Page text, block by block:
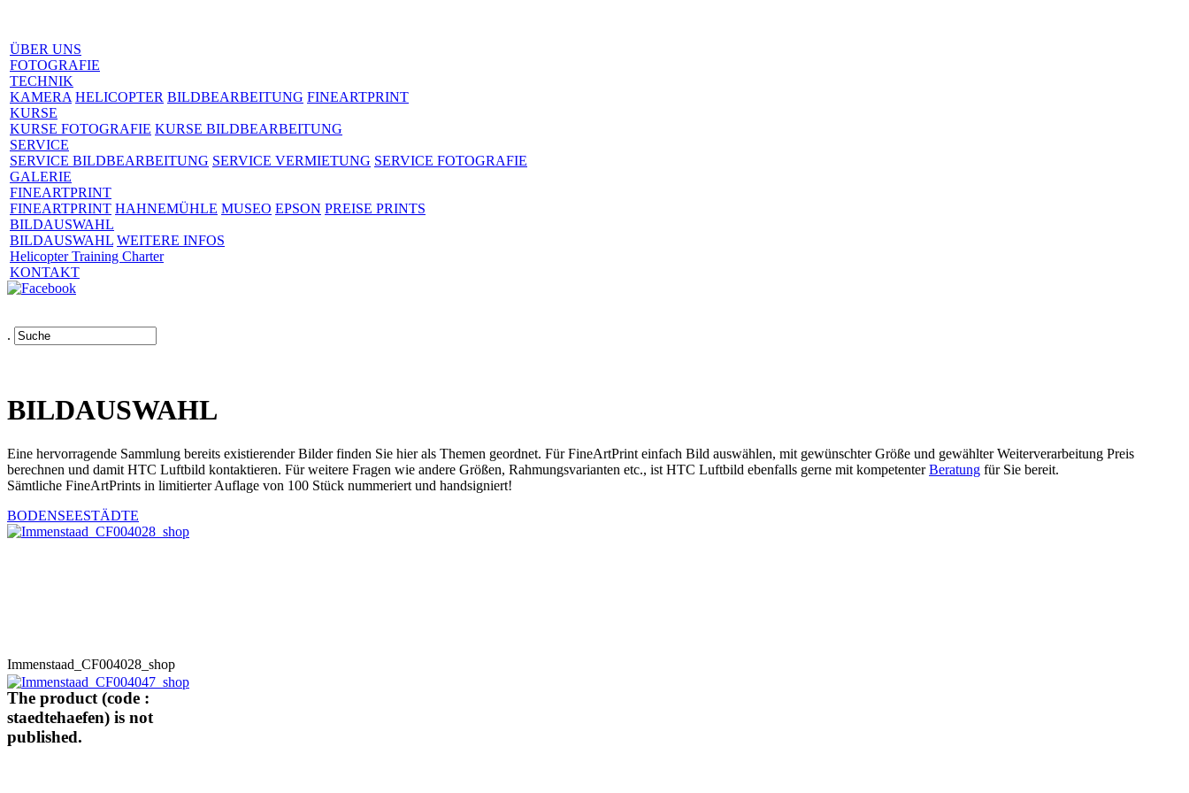
ÜBER UNS
FOTOGRAFIE
TECHNIK
KAMERA HELICOPTER BILDBEARBEITUNG FINEARTPRINT
KURSE
KURSE FOTOGRAFIE KURSE BILDBEARBEITUNG
SERVICE
SERVICE BILDBEARBEITUNG SERVICE VERMIETUNG SERVICE FOTOGRAFIE
GALERIE
FINEARTPRINT
FINEARTPRINT HAHNEMÜHLE MUSEO EPSON PREISE PRINTS
BILDAUSWAHL
BILDAUSWAHL WEITERE INFOS
Helicopter Training Charter
KONTAKT
.
BILDAUSWAHL
Eine hervorragende Sammlung bereits existierender Bilder finden Sie hier als Themen geordnet. Für FineArtPrint einfach Bild auswählen, mit gewünschter Größe und gewählter Weiterverarbeitung Preis
berechnen und damit HTC Luftbild kontaktieren. Für weitere Fragen wie andere Größen, Rahmungsvarianten etc., ist HTC Luftbild ebenfalls gerne mit kompetenterBeratung für Sie bereit.
Sämtliche FineArtPrints in limitierter Auflage von 100 Stück nummeriert und handsigniert!
BODENSEESTÄDTE
Immenstaad_CF004028_shop
The product (code :
staedtehaefen) is not
published.